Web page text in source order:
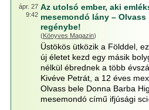
ápr. 27
9:42
Az utolsó ember, aki
mesemondó lány –
regénybe!
(Könyves Magazin)
Üstökös ütközik a Földdel,
új életet kezd egy másik
nélkül ébrednek a több
Kivéve Petrát, a 12 éves
Olvass bele Donna Barba
mesemondó című ifjúsági